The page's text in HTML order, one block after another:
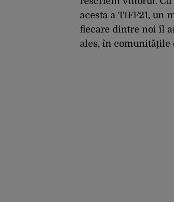
acesta a TIFF21, un
fiecare dintre noi îl
ales, în comunitățile